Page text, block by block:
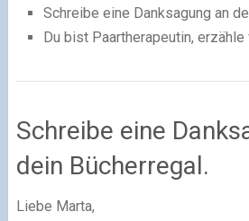
Schreibe eine Danksagung an
Du bist Paartherapeutin,
Schreibe eine
dein Bücherregal.
Liebe Marta,